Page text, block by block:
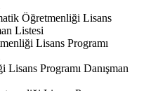
Öğretmenliği Lisans
Listesi
Lisans Programı
Lisans Programı Danışman